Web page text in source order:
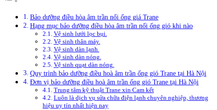
Bảo dưỡng điều hòa âm trần nối ống giá Trane
Hạng mục bảo dưỡng điều hòa âm trần nối ống gió khi nào
Vệ sinh lưới lọc bụi.
Vệ sinh thân máy.
Vệ sinh dàn lạnh.
Vệ sinh dàn nóng.
Vệ sinh quạt dàn nóng.
Quy trình bảo dưỡng điều hoà âm trần ống gió Trane tại Hà Nội
Đơn vị bảo dưỡng điều hoà âm trần ống gió Trane tại Hà Nội
Trung tâm kỹ thuật Trane xin Cam kết
Luôn là dịch vụ sửa chữa điện lạnh chuyên nghiệp, thương
hiệu uy tín nhất hiện nay